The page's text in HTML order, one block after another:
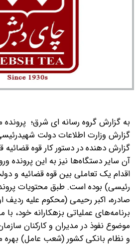
به گزارش گروه رسانه ای شرق؛
گزارش وزارت اطلاعات دولت
گزارش دهنده در دستور کار قوه قضائیه
آن سایر دستگاه‌ها نیز به این پرونده
اقدام یک تعاملی بین قوه قضائیه و
رئیسی) بوده است. طبق محتویات
صادره، اکبر رحیمی (محکوم علیه ردیف
برنامه‌های عملیاتی بزهکارانه خود،
موضوع نفوذ در مدیران و کارکنان
و نظام بانکی کشور (شعب عامل)